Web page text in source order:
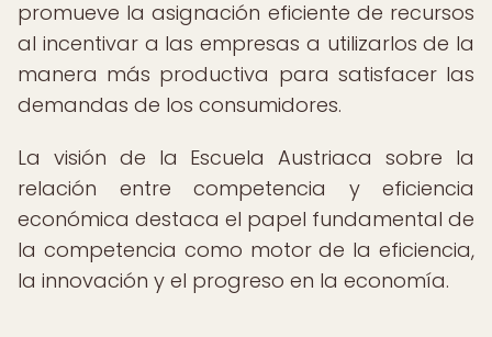
promueve la asignación eficiente de recursos
al incentivar a las empresas a utilizarlos de la
manera más productiva para satisfacer las
demandas de los consumidores.
La visión de la Escuela Austriaca sobre la
relación entre competencia y eficiencia
económica destaca el papel fundamental de
la competencia como motor de la eficiencia,
la innovación y el progreso en la economía.